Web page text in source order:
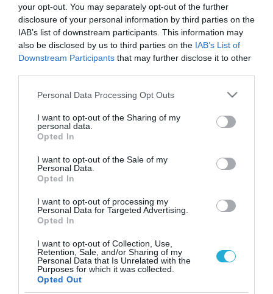
your opt-out. You may separately opt-out of the further
disclosure of your personal information by third parties on the
IAB’s list of downstream participants. This information may
also be disclosed by us to third parties on the IAB’s List of
Downstream Participants that may further disclose it to other
Please note that this website/app uses one or more Google
not limited to your visit or usage behaviour. You may click to
grant or deny consent to Google and its third-party tags to
use your data for below specified purposes in below Google
consent section.
Personal Data Processing Opt Outs
I want to opt-out of the Sharing of my
personal data.
Opted In
I want to opt-out of the Sale of my
Personal Data.
Opted In
I want to opt-out of processing my
Personal Data for Targeted Advertising.
Opted In
I want to opt-out of Collection, Use,
Retention, Sale, and/or Sharing of my
Personal Data that Is Unrelated with the
Purposes for which it was collected.
Opted Out
ΡΟΗ ΕΙΔΗΣΕΩΝ